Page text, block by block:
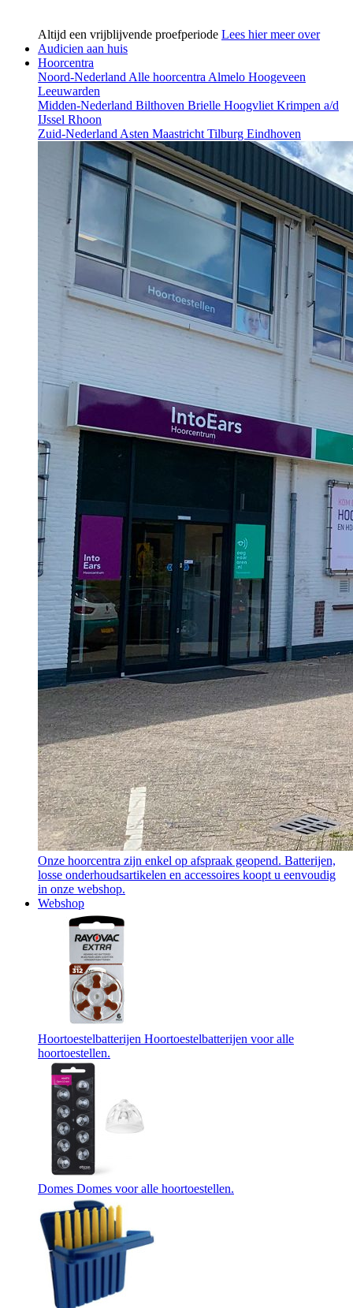
Altijd een vrijblijvende proefperiode Lees hier meer over
Audicien aan huis
Hoorcentra
Noord-Nederland Alle hoorcentra Almelo Hoogeveen
Leeuwarden
Midden-Nederland Bilthoven Brielle Hoogvliet Krimpen a/d
IJssel Rhoon
Zuid-Nederland Asten Maastricht Tilburg Eindhoven
Onze hoorcentra zijn enkel op afspraak geopend. Batterijen,
losse onderhoudsartikelen en accessoires koopt u eenvoudig
in onze webshop.
Webshop
Hoortoestelbatterijen Hoortoestelbatterijen voor alle
hoortoestellen.
Domes Domes voor alle hoortoestellen.